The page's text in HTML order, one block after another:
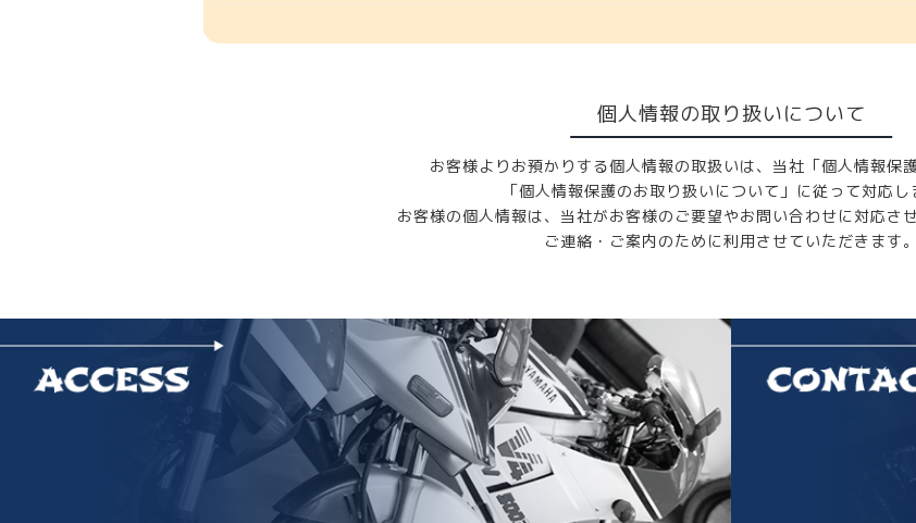
個人情報の取り扱いについて
お客様よりお預かりする個人情報の取扱いは、当社「個人情報保
「個人情報保護のお取り扱いについて」に従って対応し
お客様の個人情報は、当社がお客様のご要望やお問い合わせに対応さ
ご連絡・ご案内のために利用させていただきます。